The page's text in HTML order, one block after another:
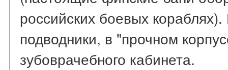
российских боевых
подводники, в "прочном
зубоврачебного кабинета.